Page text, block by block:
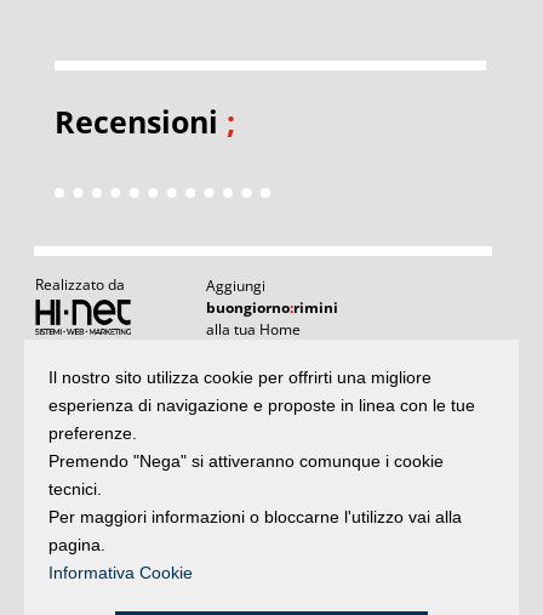
Recensioni ;
Realizzato da
Aggiungi
buongiorno:rimini
alla tua Home
Articoli
e rubriche IArticoli: il meglio di buongiornoRimini
Argomenti:la storia delle notizie
Iscrivitialla newsletter
Il nostro sito utilizza cookie per offrirti una migliore
esperienza di navigazione e proposte in linea con le tue
preferenze.
Premendo "Nega" si attiveranno comunque i cookie
tecnici.
Per maggiori informazioni o bloccarne l'utilizzo vai alla
pagina.
Informativa Cookie